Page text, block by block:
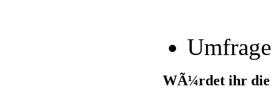
Umfrage
WÃ¼rdet ihr die